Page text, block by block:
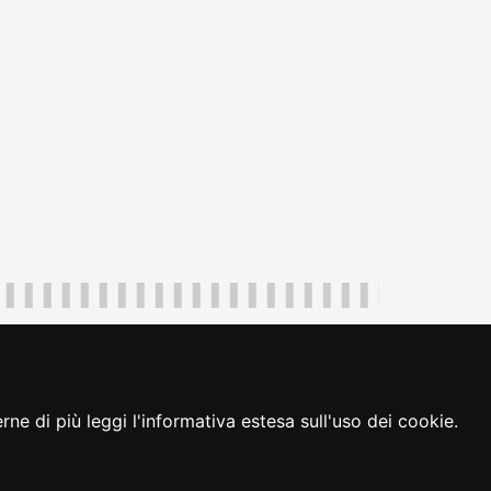
di più leggi l'informativa estesa sull'uso dei cookie.
cambio preferenze cookie loginFVG